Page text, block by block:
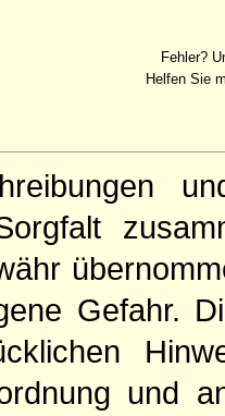
Fehler?
Helfen Sie
Gefahr.
und